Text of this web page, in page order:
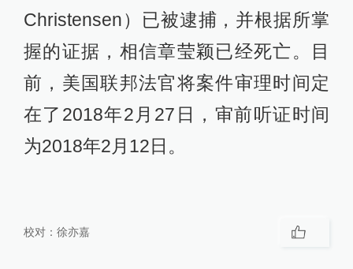
Christensen）已被逮捕，并根据所掌
握的证据，相信章莹颖已经死亡。目
前，美国联邦法官将案件审理时间定
在了2018年2月27日，审前听证时间
为2018年2月12日。
校对： 徐亦嘉